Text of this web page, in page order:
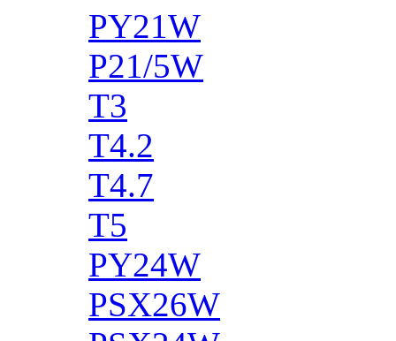
PY21W
P21/5W
T3
T4.2
T4.7
T5
PY24W
PSX26W